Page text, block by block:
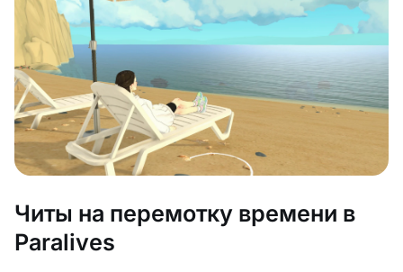
Читы на перемотку времени в
Paralives